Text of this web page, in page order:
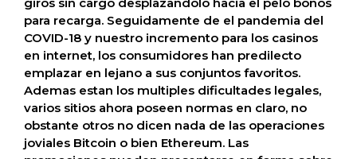
giros sin cargo desplazandolo hacia el pelo bonos
para recarga. Seguidamente de el pandemia del
COVID-18 y nuestro incremento para los casinos
en internet, los consumidores han predilecto
emplazar en lejano a sus conjuntos favoritos.
Ademas estan los multiples dificultades legales,
varios sitios ahora poseen normas en claro, no
obstante otros no dicen nada de las operaciones
joviales Bitcoin o bien Ethereum. Las